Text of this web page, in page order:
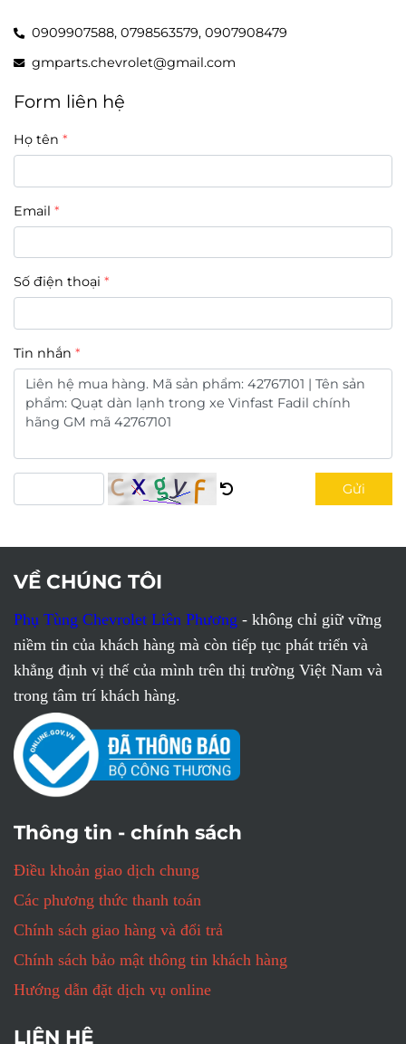
0909907588, 0798563579, 0907908479
gmparts.chevrolet@gmail.com
Form liên hệ
Họ tên
Email
Số điện thoại
Tin nhắn
Gửi
VỀ CHÚNG TÔI
Phụ Tùng Chevrolet Liên Phương - không chỉ giữ vững
niềm tin của khách hàng mà còn tiếp tục phát triển và
khẳng định vị thế của mình trên thị trường Việt Nam và
trong tâm trí khách hàng.
Thông tin - chính sách
Điều khoản giao dịch chung
Các phương thức thanh toán
Chính sách giao hàng và đổi trả
Chính sách bảo mật thông tin khách hàng
Hướng dẫn đặt dịch vụ online
LIÊN HỆ